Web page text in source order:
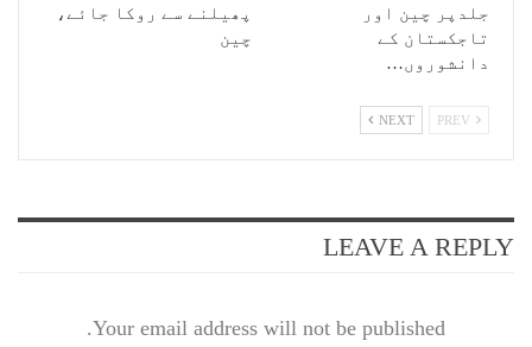
جلدپر چین اور
تاجکستان کے
دانشوروں…
پھیلنے سے روکا جائے،
چین
NEXT
LEAVE A REPLY
Your email address will not be published.